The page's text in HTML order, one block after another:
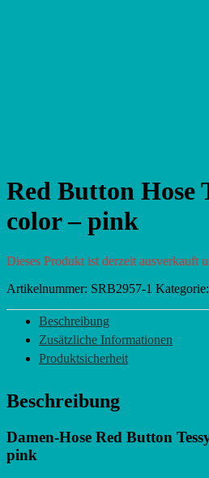
Red Button Hose
color – pink
Dieses Produkt ist derzeit ausverkauft
Artikelnummer: SRB2957-1 Kategorie:
Beschreibung
Zusätzliche Informationen
Produktsicherheit
Beschreibung
Damen-Hose Red Button
pink